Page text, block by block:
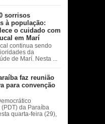
sorrisos
à população:
o cuidado com
em Marí
continua sendo
da
de Marí. Nesta ...
faz reunião
para convenção
da Paraíba
quarta-feira (29),